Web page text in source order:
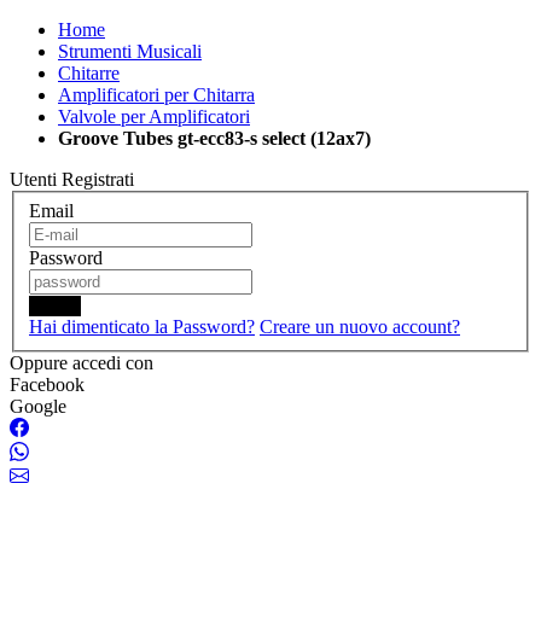
Home
Strumenti Musicali
Chitarre
Amplificatori per Chitarra
Valvole per Amplificatori
Groove Tubes gt-ecc83-s select (12ax7)
Utenti Registrati
Email
Password
Hai dimenticato la Password? Creare un nuovo account?
Oppure accedi con
Facebook
Google